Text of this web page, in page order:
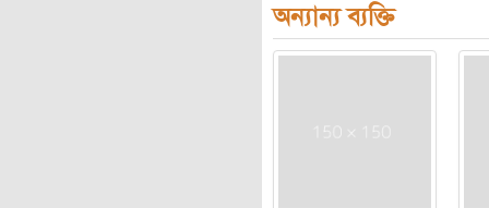
অন্যান্য ব্যক্তি